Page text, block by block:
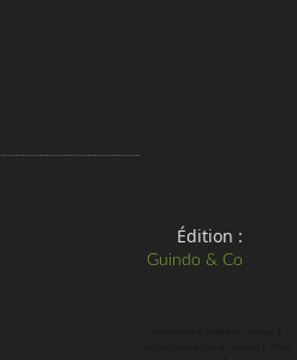
Édition :
Guindo & Co